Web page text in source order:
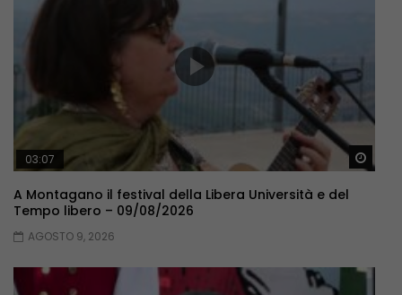
03:07
A Montagano il festival della Libera Università e del
Tempo libero – 09/08/2026
AGOSTO 9, 2026